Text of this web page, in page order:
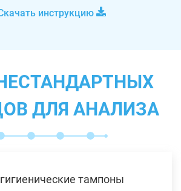
инструкцию
ДЛЯ АНАЛИЗА
тампоны